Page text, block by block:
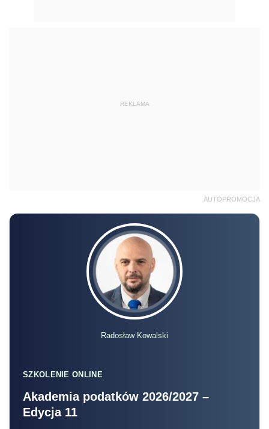
REKLAMA
AUTOPROMOCJA
Radosław Kowalski
SZKOLENIE ONLINE
Akademia podatków 2026/2027 –
Edycja 11